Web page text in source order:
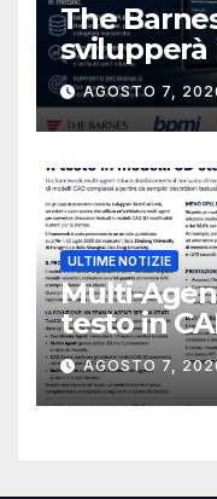
The
svilupperà
database
metallica
navale
AGOSTO 7,
ULTIME NOTIZIE
Multi-
testo in
meno
AGOSTO 7,